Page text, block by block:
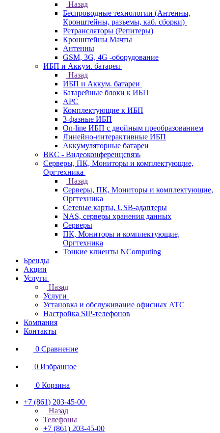
Назад
Беспроводные технологии (Антенны,
Кронштейны, разъемы, каб. сборки)
Ретрансляторы (Репитеры)
Кронштейны Мачты
Антенны
GSM, 3G, 4G -оборудование
ИБП и Аккум. батареи
Назад
ИБП и Аккум. батареи
Батарейные блоки к ИБП
APC
Комплектующие к ИБП
3-фазные ИБП
On-line ИБП с двойным преобразованием
Линейно-интерактивные ИБП
Аккумуляторные батареи
ВКС - Видеоконференцсвязь
Серверы, ПК, Мониторы и комплектующие,
Оргтехника
Назад
Серверы, ПК, Мониторы и комплектующие,
Оргтехника
Сетевые карты, USB-адаптеры
NAS, серверы хранения данных
Серверы
ПК, Мониторы и комплектующие,
Оргтехника
Тонкие клиенты NComputing
Бренды
Акции
Услуги
Назад
Услуги
Установка и обслуживание офисных АТС
Настройка SIP-телефонов
Компания
Контакты
0 Сравнение
0 Избранное
0 Корзина
+7 (861) 203-45-00
Назад
Телефоны
+7 (861) 203-45-00